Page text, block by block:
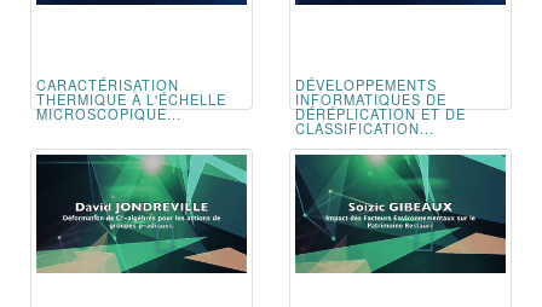
CARACTÉRISATION
THERMIQUE À L'ÉCHELLE
MICROSCOPIQUE...
DÉVELOPPEMENTS
INFORMATIQUES DE
DÉRÉPLICATION ET DE
CLASSIFICATION...